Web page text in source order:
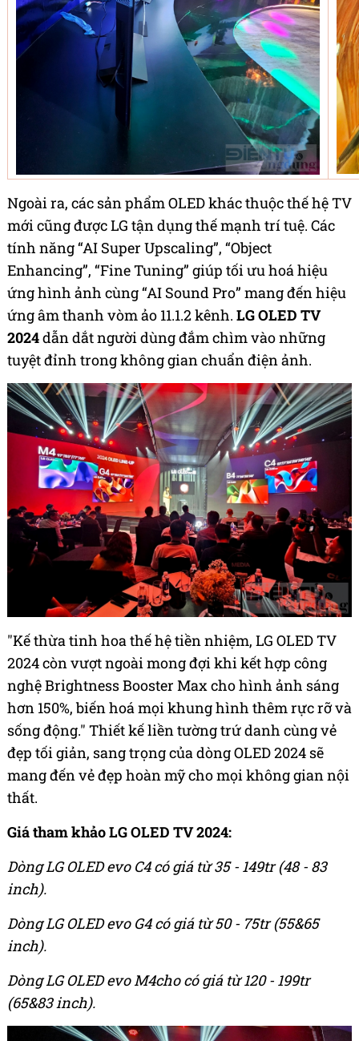
Ngoài ra, các sản phẩm OLED khác thuộc thế hệ TV
mới cũng được LG tận dụng thế mạnh trí tuệ. Các
tính năng “AI Super Upscaling”, “Object
Enhancing”, “Fine Tuning” giúp tối ưu hoá hiệu
ứng hình ảnh cùng “AI Sound Pro” mang đến hiệu
ứng âm thanh vòm ảo 11.1.2 kênh. LG OLED TV
2024dẫn dắt người dùng đắm chìm vào những
tuyệt đỉnh trong không gian chuẩn điện ảnh.
"Kế thừa tinh hoa thế hệ tiền nhiệm, LG OLED TV
2024 còn vượt ngoài mong đợi khi kết hợp công
nghệ Brightness Booster Max cho hình ảnh sáng
hơn 150%, biến hoá mọi khung hình thêm rực rỡ và
sống động." Thiết kế liền tường trứ danh cùng vẻ
đẹp tối giản, sang trọng của dòng OLED 2024 sẽ
mang đến vẻ đẹp hoàn mỹ cho mọi không gian nội
thất.
Giá tham khảo LG OLED TV 2024:
Dòng LG OLED evo C4 có giá từ 35 - 149tr (48 - 83
inch).
Dòng LG OLED evo G4 có giá từ 50 - 75tr (55&65
inch).
Dòng LG OLED evo M4cho có giá từ 120 - 199tr
(65&83 inch).